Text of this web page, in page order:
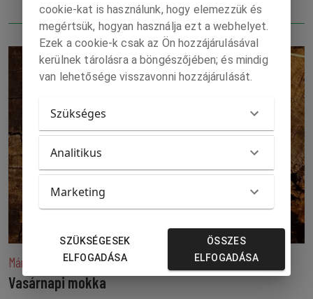
Március 15.
Vasárnapi mokka
cookie-kat is használunk, hogy elemezzük és
megértsük, hogyan használja ezt a webhelyet.
Ezek a cookie-k csak az Ön hozzájárulásával
kerülnek tárolásra a böngészőjében; és mindig
van lehetősége visszavonni hozzájárulását.
Szükséges
Analitikus
Marketing
SZÜKSÉGESEK
ELFOGADÁSA
ÖSSZES
ELFOGADÁSA